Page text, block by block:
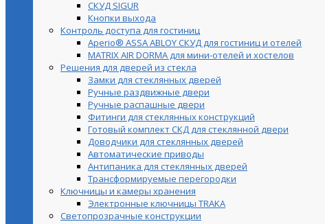
СКУД SIGUR
Кнопки выхода
Контроль доступа для гостиниц
Aperio® ASSA ABLOY СКУД для гостиниц и отелей
MATRIX AIR DORMA для мини-отелей и хостелов
Решения для дверей из стекла
Замки для стеклянных дверей
Ручные раздвижные двери
Ручные распашные двери
Фитинги для стеклянных конструкций
Готовый комплект СКД для стеклянной двери
Доводчики для стеклянных дверей
Автоматические приводы
Антипаника для стеклянных дверей
Трансформируемые перегородки
Ключницы и камеры хранения
Электронные ключницы TRAKA
Светопрозрачные конструкции